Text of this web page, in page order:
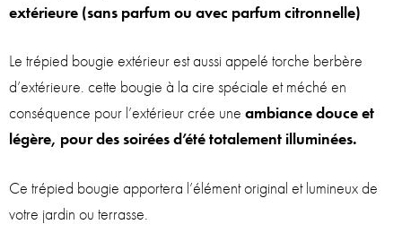
extérieure (sans parfum ou avec parfum citronnelle)
Le trépied bougie extérieur est aussi appelé torche berbère
d’extérieure. cette bougie à la cire spéciale et méché en
conséquence pour l’extérieur crée une ambiance douce et
légère, pour des soirées d’été totalement illuminées.
Ce trépied bougie apportera l’élément original et lumineux de
votre jardin ou terrasse.